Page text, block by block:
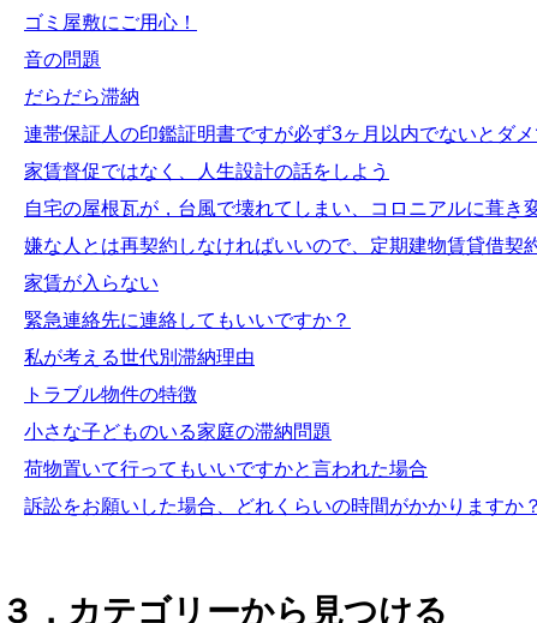
ゴミ屋敷にご用心！
音の問題
だらだら滞納
連帯保証人の印鑑証明書ですが必ず3ヶ月以内でないとダメ
家賃督促ではなく、人生設計の話をしよう
自宅の屋根瓦が，台風で壊れてしまい、コロニアルに葺
嫌な人とは再契約しなければいいので、定期建物賃貸借契
家賃が入らない
緊急連絡先に連絡してもいいですか？
私が考える世代別滞納理由
トラブル物件の特徴
小さな子どものいる家庭の滞納問題
荷物置いて行ってもいいですかと言われた場合
訴訟をお願いした場合、どれくらいの時間がかかりますか？
３．カテゴリーから見つける